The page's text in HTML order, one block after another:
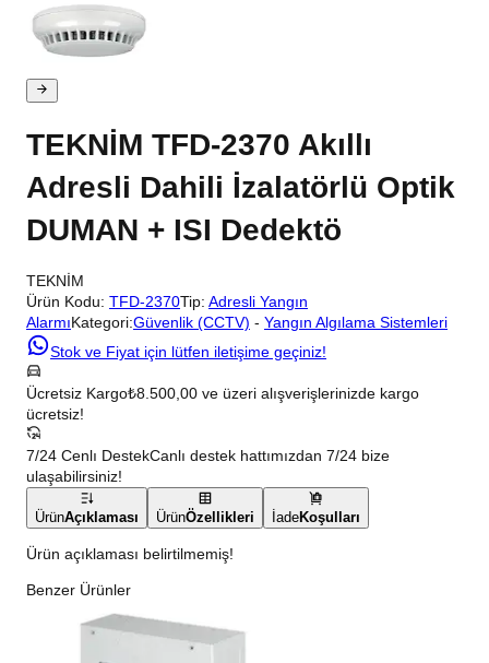
TEKNİM TFD-2370 Akıllı
Adresli Dahili İzalatörlü Optik
DUMAN + ISI Dedektö
TEKNİM
Ürün Kodu: TFD-2370Tip: Adresli Yangın
AlarmıKategori:Güvenlik (CCTV) - Yangın Algılama Sistemleri
Stok ve Fiyat için lütfen iletişime geçiniz!
Ücretsiz Kargo₺8.500,00 ve üzeri alışverişlerinizde kargo
ücretsiz!
7/24 Cenlı DestekCanlı destek hattımızdan 7/24 bize
ulaşabilirsiniz!
ÜrünAçıklaması ÜrünÖzellikleri İadeKoşulları
Ürün açıklaması belirtilmemiş!
Benzer Ürünler